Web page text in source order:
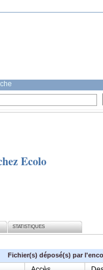
Ecolo
STATISTIQUES
Fichier(s) déposé(s) par